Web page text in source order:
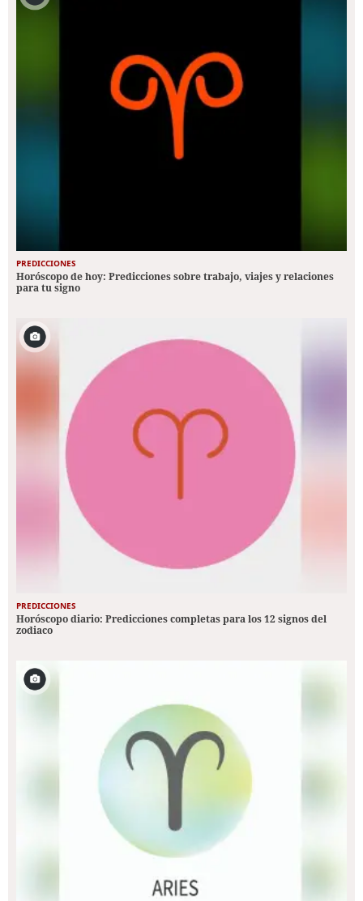
PREDICCIONES
Horóscopo de hoy: Predicciones sobre trabajo, viajes y relaciones
para tu signo
PREDICCIONES
Horóscopo diario: Predicciones completas para los 12 signos del
zodiaco